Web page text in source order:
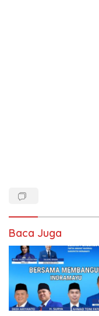
Baca Juga